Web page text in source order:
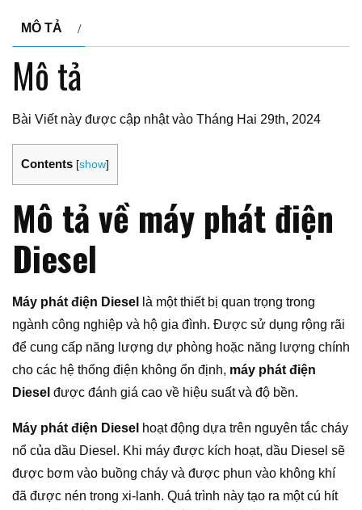
MÔ TẢ
Mô tả
Bài Viết này được cập nhật vào Tháng Hai 29th, 2024
Contents [show]
Mô tả về máy phát điện
Diesel
Máy phát điện Diesel
là một thiết bị quan trọng trong
ngành công nghiệp và hộ gia đình. Được sử dụng rộng rãi
để cung cấp năng lượng dự phòng hoặc năng lượng chính
cho các hệ thống điện không ổn định, máy phát điện
Diesel được đánh giá cao về hiệu suất và độ bền.
Máy phát điện Diesel hoạt động dựa trên nguyên tắc cháy
nổ của dầu Diesel. Khi máy được kích hoạt, dầu Diesel sẽ
được bơm vào buồng cháy và được phun vào không khí
đã được nén trong xi-lanh. Quá trình này tạo ra một cú hít